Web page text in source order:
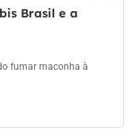
Brasil e a
fumar maconha à